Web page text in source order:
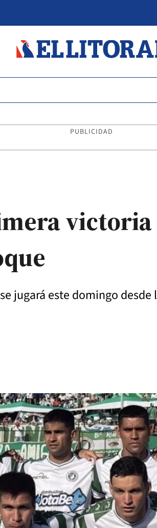
PUBLICIDAD
victoria
jugará este domingo